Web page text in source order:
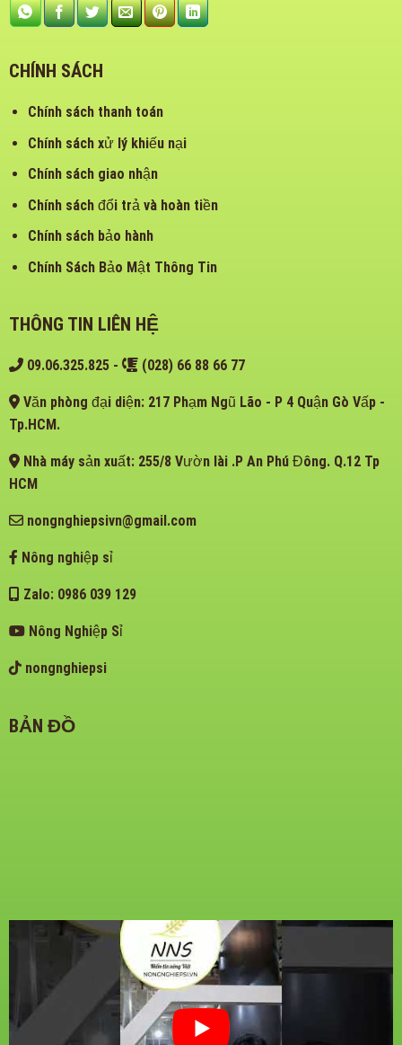
CHÍNH SÁCH
Chính sách thanh toán
Chính sách xử lý khiếu nại
Chính sách giao nhận
Chính sách đổi trả và hoàn tiền
Chính sách bảo hành
Chính Sách Bảo Mật Thông Tin
THÔNG TIN LIÊN HỆ
09.06.325.825- (028) 66 88 66 77
Văn phòng đại diện: 217 Phạm Ngũ Lão - P 4 Quận Gò Vấp -
Tp.HCM.
Nhà máy sản xuất: 255/8 Vườn lài .P An Phú Đông. Q.12 Tp
HCM
nongnghiepsivn@gmail.com
Nông nghiệp sỉ
Zalo: 0986 039 129
Nông Nghiệp Sỉ
nongnghiepsi
BẢN ĐỒ